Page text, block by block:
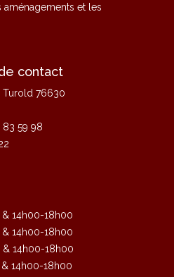
aménagements et les
contact
Turold 76630
83 59 98
& 14h00-18h00
14h00-18h00
14h00-18h00
14h00-18h00